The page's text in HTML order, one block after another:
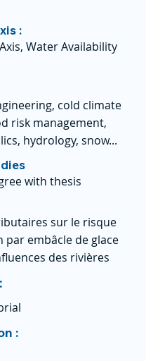
:
Water Availability
cold climate
risk management,
hydrology, snow...
with thesis
sur le risque
embâcle de glace
des rivières
: